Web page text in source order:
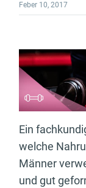
Feber 10, 2017
Ein
welche
Männer
und gut